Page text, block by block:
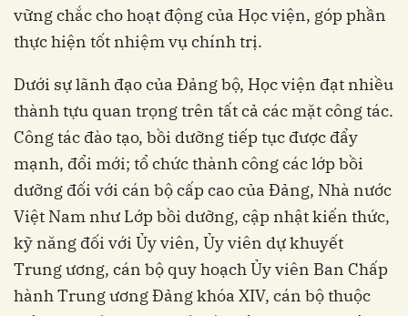
vững chắc cho hoạt động của Học viện, góp phần
thực hiện tốt nhiệm vụ chính trị.
Dưới sự lãnh đạo của Đảng bộ, Học viện đạt nhiều
thành tựu quan trọng trên tất cả các mặt công tác.
Công tác đào tạo, bồi dưỡng tiếp tục được đẩy
mạnh, đổi mới; tổ chức thành công các lớp bồi
dưỡng đối với cán bộ cấp cao của Đảng, Nhà nước
Việt Nam như Lớp bồi dưỡng, cập nhật kiến thức,
kỹ năng đối với Ủy viên, Ủy viên dự khuyết
Trung ương, cán bộ quy hoạch Ủy viên Ban Chấp
hành Trung ương Đảng khóa XIV, cán bộ thuộc